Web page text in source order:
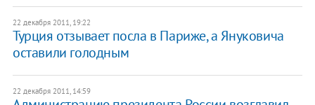
22 декабря 2011, 19:22
Турция отзывает посла в Париже, а Януковича
оставили голодным
22 декабря 2011, 14:59